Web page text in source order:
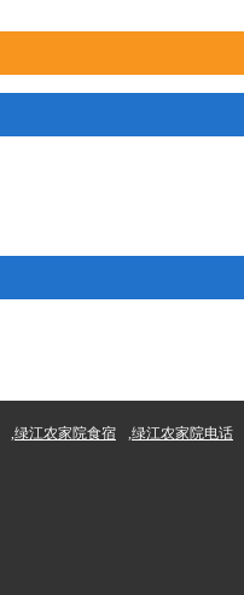
,绿江农家院食宿 ,绿江农家院电话